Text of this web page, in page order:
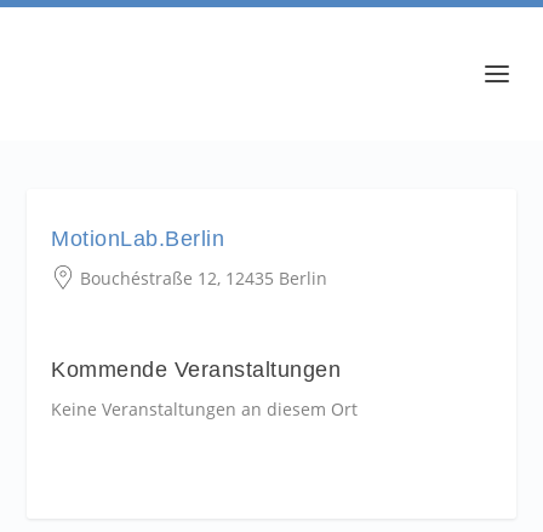
MotionLab.Berlin
Bouchéstraße 12, 12435 Berlin
Kommende Veranstaltungen
Keine Veranstaltungen an diesem Ort